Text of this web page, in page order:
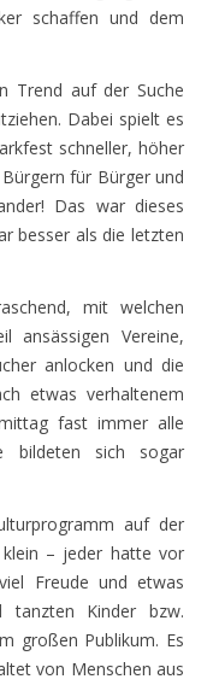
schaffen und dem
Trend auf der Suche
Dabei spielt es
schneller, höher
für Bürger und
Das war dieses
besser als die letzten
mit welchen
ansässigen Vereine,
anlocken und die
etwas verhaltenem
fast immer alle
bildeten sich sogar
auf der
– jeder hatte vor
Freude und etwas
tanzten Kinder bzw.
großen Publikum. Es
von Menschen aus